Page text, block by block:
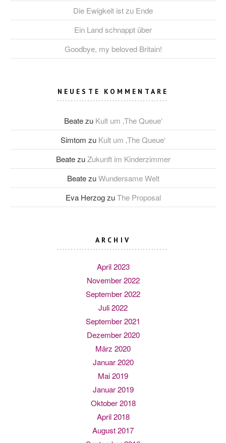
Die Ewigkeit ist zu Ende
Ein Land schnappt über
Goodbye, my beloved Britain!
NEUESTE KOMMENTARE
Beatezu Kult um ‚The Queue‘
Simtom zu Kult um ‚The Queue‘
BeatezuZukunft im Kinderzimmer
BeatezuWundersame Welt
Eva HerzogzuThe Proposal
ARCHIV
April 2023
November 2022
September 2022
Juli 2022
September 2021
Dezember 2020
März 2020
Januar 2020
Mai 2019
Januar 2019
Oktober 2018
April 2018
August 2017